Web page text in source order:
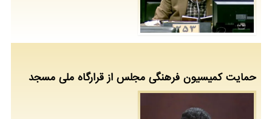
حمایت کمیسیون فرهنگی مجلس از قرارگاه ملی مسجد